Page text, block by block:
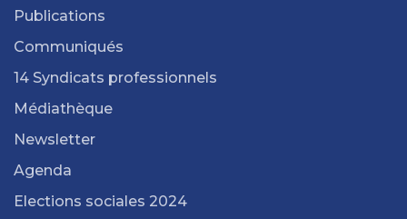
Publications
Communiqués
14 Syndicats professionnels
Médiathèque
Newsletter
Agenda
Elections sociales 2024